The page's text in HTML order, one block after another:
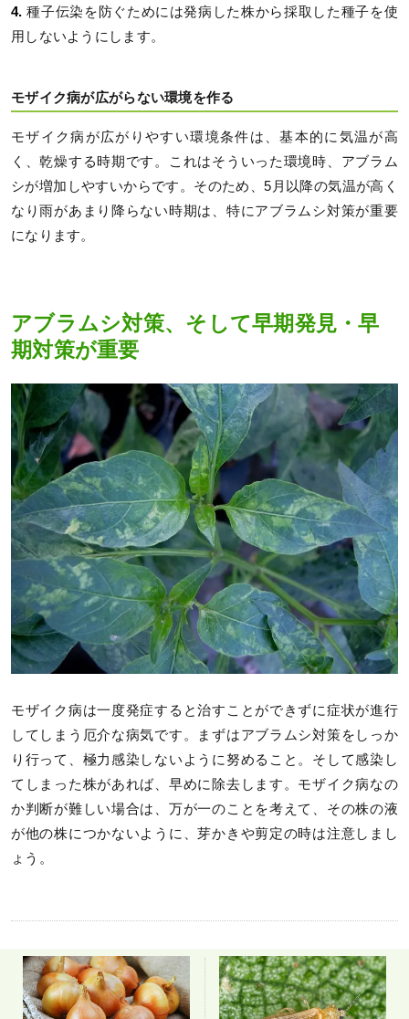
4.種子伝染を防ぐためには発病した株から採取した種子を使
用しないようにします。
モザイク病が広がらない環境を作る
モザイク病が広がりやすい環境条件は、基本的に気温が高
く、乾燥する時期です。これはそういった環境時、アブラム
シが増加しやすいからです。そのため、5月以降の気温が高く
なり雨があまり降らない時期は、特にアブラムシ対策が重要
になります。
アブラムシ対策、そして早期発見・早
期対策が重要
モザイク病は一度発症すると治すことができずに症状が進行
してしまう厄介な病気です。まずはアブラムシ対策をしっか
り行って、極力感染しないように努めること。そして感染し
てしまった株があれば、早めに除去します。モザイク病なの
か判断が難しい場合は、万が一のことを考えて、その株の液
が他の株につかないように、芽かきや剪定の時は注意しまし
ょう。